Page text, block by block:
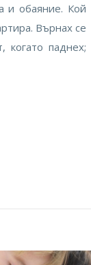
и обаяние. Кой
Върнах се
когато паднех;